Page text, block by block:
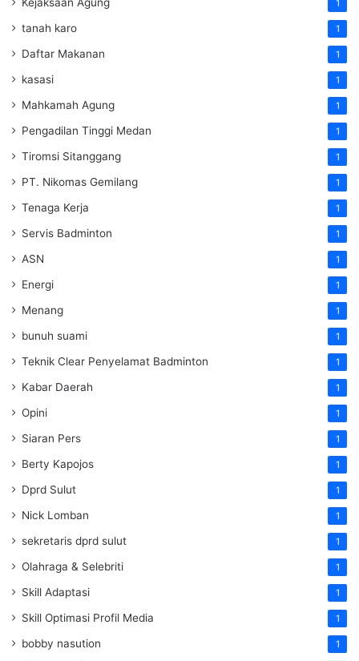
1
tanah karo 1
Daftar Makanan 1
kasasi 1
Mahkamah Agung 1
Pengadilan Tinggi Medan 1
Tiromsi Sitanggang 1
PT. Nikomas Gemilang 1
Tenaga Kerja 1
Servis Badminton 1
ASN 1
Energi 1
Menang 1
bunuh suami 1
Teknik Clear Penyelamat Badminton 1
Kabar Daerah 1
Opini 1
Siaran Pers 1
Berty Kapojos 1
Dprd Sulut 1
Nick Lomban 1
sekretaris dprd sulut 1
Olahraga & Selebriti 1
Skill Adaptasi 1
Skill Optimasi Profil Media 1
bobby nasution 1